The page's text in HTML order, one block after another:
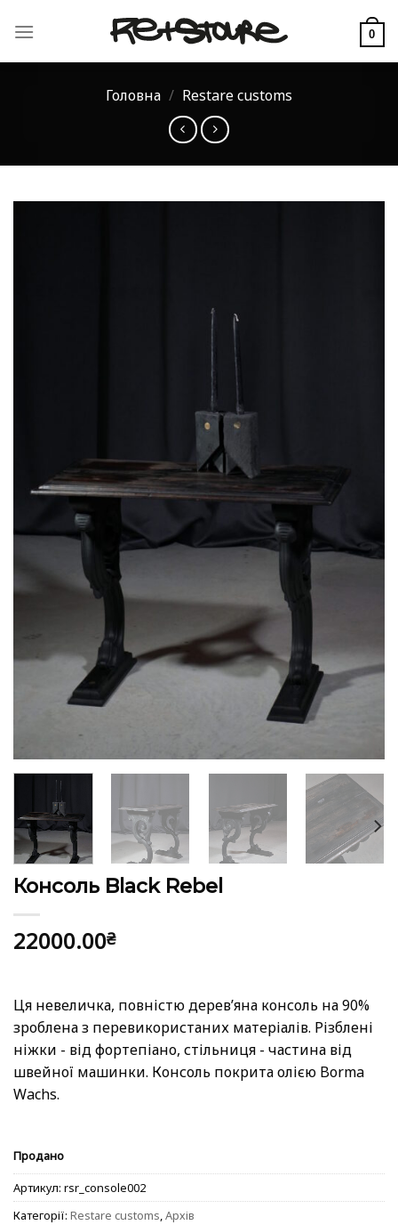
0
Головна / Restare customs
Консоль Black Rebel
22000.00₴
Ця невеличка, повністю деревʼяна консоль на 90%
зроблена з перевикористаних матеріалів. Різблені
ніжки - від фортепіано, стільниця - частина від
швейної машинки. Консоль покрита олією Borma
Wachs.
Продано
Артикул: rsr_console002
Категорії: Restare customs,Архів